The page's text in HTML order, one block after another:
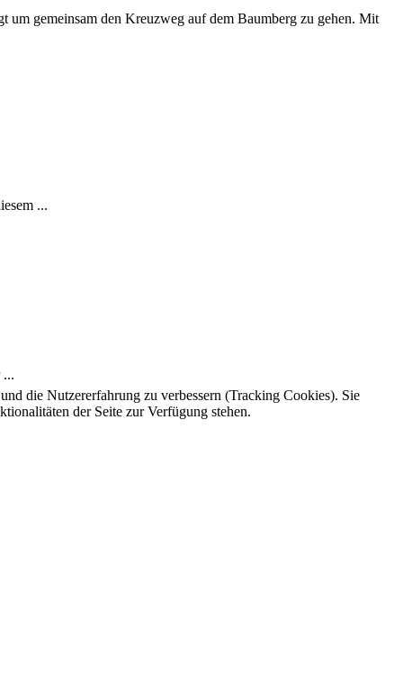
gemeinsam den Kreuzweg auf dem Baumberg zu gehen. Mit
...
...
die Nutzererfahrung zu verbessern (Tracking Cookies). Sie
der Seite zur Verfügung stehen.